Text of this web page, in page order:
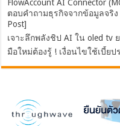
FlowAccount AI Connector
ตอบคำถามธุรกิจจากข้อมูลจริง
Post]
เจาะลึกพลังชิป AI ใน oled tv
มือใหม่ต้องรู้ ! เงื่อนไขใช้เบี้ย